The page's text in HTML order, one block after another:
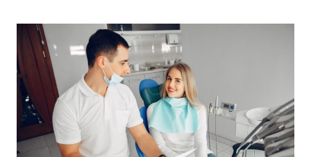
ESTHÉTIQUE
RECONNU
POUR
VOS
TRAITEMENTS
SUISSE